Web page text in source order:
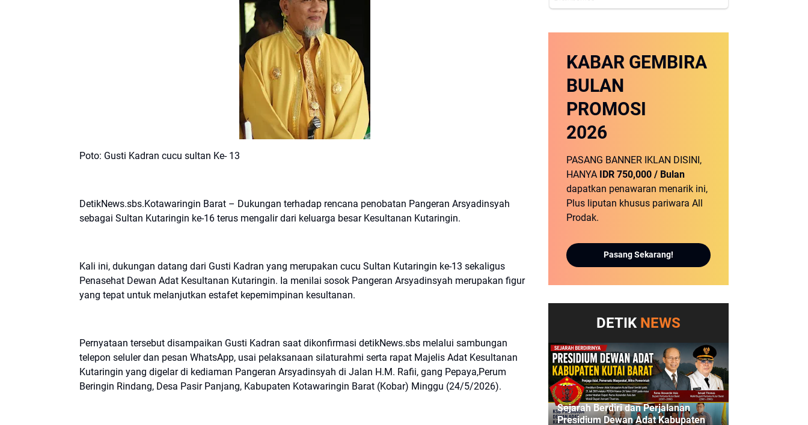
Poto: Gusti Kadran cucu sultan Ke- 13
DetikNews.sbs.Kotawaringin Barat – Dukungan terhadap rencana penobatan Pangeran Arsyadinsyah
sebagai Sultan Kutaringin ke-16 terus mengalir dari keluarga besar Kesultanan Kutaringin.
Kali ini, dukungan datang dari Gusti Kadran yang merupakan cucu Sultan Kutaringin ke-13 sekaligus
Penasehat Dewan Adat Kesultanan Kutaringin. Ia menilai sosok Pangeran Arsyadinsyah merupakan figur
yang tepat untuk melanjutkan estafet kepemimpinan kesultanan.
Pernyataan tersebut disampaikan Gusti Kadran saat dikonfirmasi detikNews.sbs melalui sambungan
telepon seluler dan pesan WhatsApp, usai pelaksanaan silaturahmi serta rapat Majelis Adat Kesultanan
Kutaringin yang digelar di kediaman Pangeran Arsyadinsyah di Jalan H.M. Rafii, gang Pepaya,Perum
Beringin Rindang, Desa Pasir Panjang, Kabupaten Kotawaringin Barat (Kobar) Minggu (24/5/2026).
KABAR GEMBIRA
BULAN
PROMOSI
2026
PASANG BANNER IKLAN DISINI,
HANYA IDR 750,000 / Bulan
dapatkan penawaran menarik ini,
Plus liputan khusus pariwara All
Prodak.
Pasang Sekarang!
DETIK NEWS
Sejarah Berdiri dan Perjalanan
Presidium Dewan Adat Kabupaten